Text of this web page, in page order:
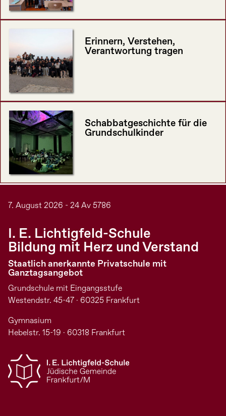
Erinnern, Verstehen,
Verantwortung tragen
Schabbatgeschichte für die
Grundschulkinder
7. August 2026 - 24 Av 5786
I. E. Lichtigfeld-Schule
Bildung mit Herz und Verstand
Staatlich anerkannte Privatschule mit
Ganztagsangebot
Grundschule mit Eingangsstufe
Westendstr. 45-47 · 60325 Frankfurt
Gymnasium
Hebelstr. 15-19 · 60318 Frankfurt